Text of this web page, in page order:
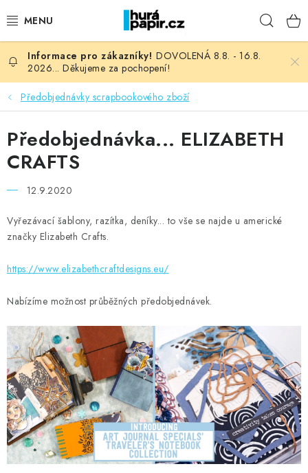
na
NOVINKY
HURÁ DÍLNA
VŠECHNO ZBOŽÍ
KNIHAŘSKÝ MATERIÁL
OBLÍBENÉ ♥️
FOTORECENZE
MOJE OBJEDNÁVKA
ZNAČKY
Doprava Kontakty Moje objednávka
Oblíbené ♥️
Hodnocení obchodu
Obchodní podmínky
Podmínky ochrany osobních údajů
Ověřování recenzí
Jak nakupovat
DOVOLENÁ 8.8. - 16.8.
2026... Děkujeme za pochopení!
Předobjednávky scrapbookového zboží
Předobjednávka... ELIZABETH
CRAFTS
12.9.2020
Vyřezávací šablony, razítka, deníky... to vše se najde u americké
značky Elizabeth Crafts.
https://www.elizabethcraftdesigns.eu/
Nabízíme možnost průběžných předobjednávek.